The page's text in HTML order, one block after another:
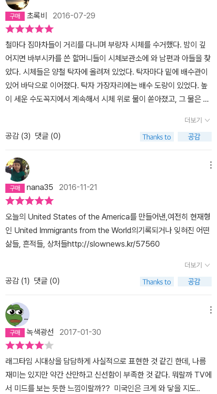
임’은 재즈의 전신이자 스콧 조플린이 완성한 피아노 음악을 뜻한다.
왼손으로는 규칙적인 리듬을, 오른손으로는 빠르고 힘찬 당김음을 연
주하는 방식으로 이 작품의 등장인물 중 피아니스트인 콜하우스 워커
주니어가 ‘소년’의 집을 방문했을 때 연주한 음악이다. 닥터로는 래그
타임의 선율을 통해 누군가는 여전히 19세기적 가치관으로 관성적
삶을 살고 또 누군가는 20세기의 새로운 변혁의 흐름을 수용하거나
변혁을 이끌어내는, 다양한 삶의 모습을 은유했다. 더불어 여성, 이민
은 ‘시대(time)’의 어두운 이면을 고발하기도 한다. 해리 K. 소의 재
판과정에서 에벌린 네즈빗은 언론에 의해 이후 메릴린 먼로 등으로
이어지며 스크린을 장악하게 될 섹스 심벌의 원형이 된다. 이러한 현
상에 대해 옘마 골드만은 다음과 같이 평한다. “어떻게 다수가 소수의
사람들에게 순순히 착취당하고 있느냐고요. 답은 다름이 아니라 다수
가 자신의 삶을 소수의 삶과 동일시하도록 설득당하며 살기 때문에
그러는 겁니다. 노동자들은 당신의 사진이 실린 신문을 들고 아내가
기다리는 집으로 돌아가죠. 아내는 고된 노동으로 다리에 핏줄이 울
룩불룩 튀어나오고 지쳐 있는데 말이에요. 그리고 노동자들은 정의가
아니라 부자가 되는 걸 꿈꾸죠.”(94쪽) 걸레 같은 시대를 증언하는
선물을 살 수 있는지 궁금’해할 만큼 자신의 능력으로 성공을 거둔 흑
에메랄드 아일 소방서를 지나다 소방서에 근무하는 아일랜드 이민자
들의 횡포로 자동차가 손상되는 사건이 생긴다. 경찰로부터 정당한
보호를 받지 못하는 데 법적으로 대응하려 했으나 아기 엄마인 세라
무력으로 맞서다 결국 죽음을 맞게 된다. 닥터로는 ‘냉철한 기록자’답
게 이름 없는 이들에게 무대를 제공할 뿐 어느 누구의 편에서도 말하
초록비 2016-07-29
철마다 짐마차들이 거리를 다니며 부랑자 시체를 수거했다. 밤이 깊
어지면 바부시카를 쓴 할머니들이 시체보관소에 와 남편과 아들을 찾
았다. 시체들은 양철 탁자에 올려져 있었다. 탁자마다 밑에 배수관이
있어 바닥으로 이어졌다. 탁자 가장자리에는 배수 도랑이 있었다. 높
이 세운 수도꼭지에서 계속해서 시체 위로 물이 쏟아졌고, 그 물은 이
얼굴을 향하고 있었고, 마치 어찌할 도리 없이 자신의 눈물에 빠져 죽
는 것처럼 보였다. (25면)
더보기
공감 (3) 댓글 (0)
nana35 2016-11-21
오늘의 United States of the America를 만들어낸,여전히 현재형
인 United Immigrants from the World의기록되거나 잊혀진 어떤
삶들, 흔적들, 상처들http://slownews.kr/57560
더보기
공감 (1) 댓글 (0)
녹색광선 2017-01-30
래그타임 시대상을 담담하게 사실적으로 표현한 것 같긴 한데, 나름
재미는 있지만 약간 산만하고 신선함이 부족한 것 같다. 뭐랄까 TV에
서 미드를 보는 듯한 느낌이랄까?? 미국인은 크게 와 닿을 지도..